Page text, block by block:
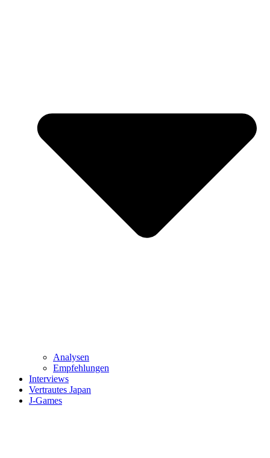
Analysen
Empfehlungen
Interviews
Vertrautes Japan
J-Games